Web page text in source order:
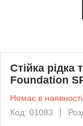
Стійка
Foundation
Немає в наявності
Код: 01083